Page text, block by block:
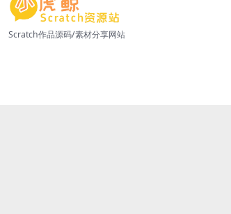
Scratch作品源码/素材分享网站